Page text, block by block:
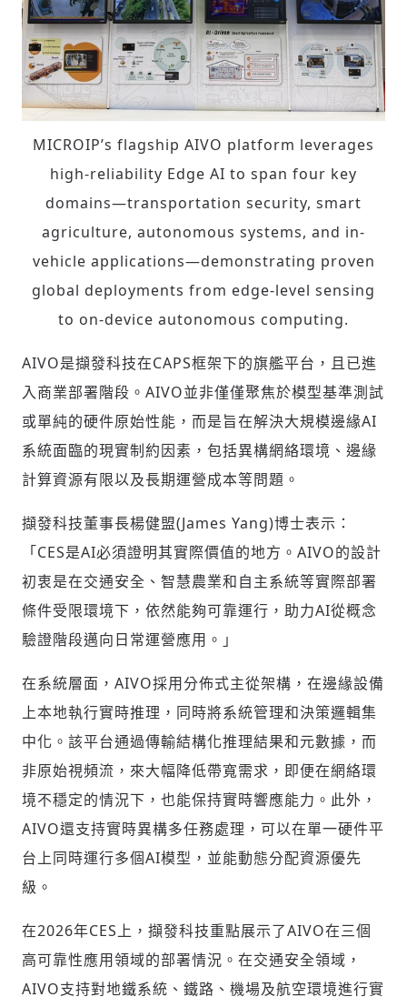
登入或註冊
歡迎您加入《旭時報》
掌握國際政經脈動
參與下一波全球科技革命
輸入 Email 驗證碼
請輸入發送到的驗證碼
(十分鐘內有效)
MICROIP’s flagship AIVO platform leverages
high-reliability Edge AI to span four key
domains—transportation security, smart
agriculture, autonomous systems, and in-
vehicle applications—demonstrating proven
global deployments from edge-level sensing
to on-device autonomous computing.
AIVO是擷發科技在CAPS框架下的旗艦平台，且已進
入商業部署階段。AIVO並非僅僅聚焦於模型基準測試
或單純的硬件原始性能，而是旨在解決大規模邊緣AI
系統面臨的現實制約因素，包括異構網絡環境、邊緣
計算資源有限以及長期運營成本等問題。
擷發科技董事長楊健盟(James Yang)博士表示：
「CES是AI必須證明其實際價值的地方。AIVO的設計
初衷是在交通安全、智慧農業和自主系統等實際部署
條件受限環境下，依然能夠可靠運行，助力AI從概念
驗證階段邁向日常運營應用。」
在系統層面，AIVO採用分佈式主從架構，在邊緣設備
上本地執行實時推理，同時將系統管理和決策邏輯集
中化。該平台通過傳輸結構化推理結果和元數據，而
非原始視頻流，來大幅降低帶寬需求，即便在網絡環
境不穩定的情況下，也能保持實時響應能力。此外，
AIVO還支持實時異構多任務處理，可以在單一硬件平
台上同時運行多個AI模型，並能動態分配資源優先
級。
在2026年CES上，擷發科技重點展示了AIVO在三個
高可靠性應用領域的部署情況。在交通安全領域，
AIVO支持對地鐵系統、鐵路、機場及航空環境進行實